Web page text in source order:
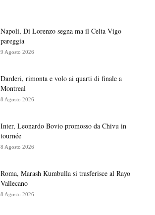
Napoli, Di Lorenzo segna ma il Celta Vigo
pareggia
9 Agosto 2026
Darderi, rimonta e volo ai quarti di finale a
Montreal
8 Agosto 2026
Inter, Leonardo Bovio promosso da Chivu in
tournée
8 Agosto 2026
Roma, Marash Kumbulla si trasferisce al Rayo
Vallecano
8 Agosto 2026